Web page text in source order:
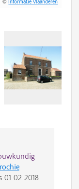
©Informatie Vlaanderen
01-02-2018